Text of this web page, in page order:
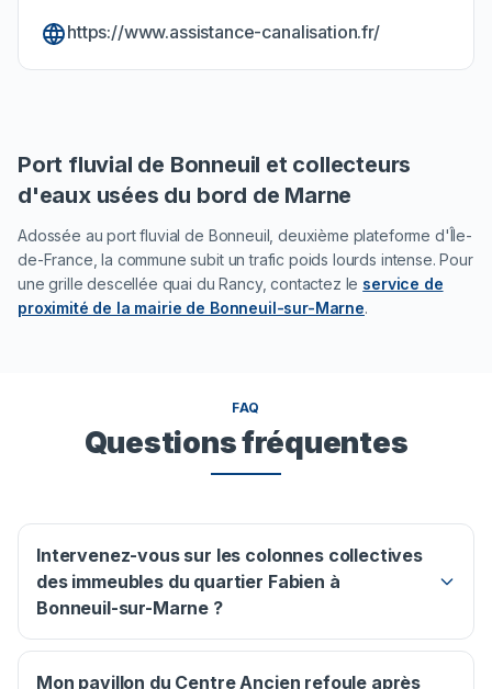
https://www.assistance-canalisation.fr/
Port fluvial de Bonneuil et collecteurs
d'eaux usées du bord de Marne
Adossée au port fluvial de Bonneuil, deuxième plateforme d'Île-
de-France, la commune subit un trafic poids lourds intense. Pour
une grille descellée quai du Rancy, contactez le service de
proximité de la mairie de Bonneuil-sur-Marne.
FAQ
Questions fréquentes
Intervenez-vous sur les colonnes collectives
des immeubles du quartier Fabien à
Bonneuil-sur-Marne ?
Mon pavillon du Centre Ancien refoule après